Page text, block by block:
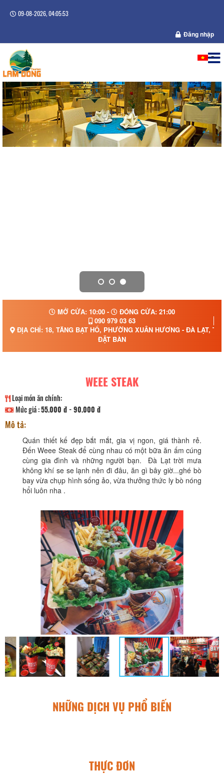
09-08-2026, 04:05:54
Đăng nhập
MỞ CỬA: 10:00 -
ĐÓNG CỬA: 21:00
090 979 03 63
ĐỊA CHỈ: 18, TĂNG BẠT HỔ, PHƯỜNG XUÂN HƯƠNG - ĐÀ LẠT,
ĐẶT BÀN
WEEE STEAK
Loại món ăn chính:
Mức giá :55.000 đ - 90.000 đ
Mô tả:
Quán thiết kế đẹp bắt mắt, gia vị ngon, giá thành rẻ.
Đến Weee Steak để cùng nhau có một bữa ăn ấm cúng
cùng gia đình và những người bạn. Đà Lạt trời mưa
không khí se se lạnh nên đi đâu, ăn gì bây giờ...ghé bò
bay vừa chụp hình sống ảo, vừa thưởng thức ly bò nóng
hổi luôn nha .
NHỮNG DỊCH VỤ PHỔ BIẾN
THỰC ĐƠN